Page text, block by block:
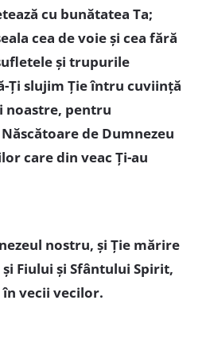
cu bunătatea Ta;
cea de voie şi cea fără
şi trupurile
Ţi slujim Ţie întru cuviinţă
noastre, pentru
de Dumnezeu
care din veac Ţi-au
nostru, şi Ţie mărire
Fiului şi Sfântului Spirit,
vecii vecilor.